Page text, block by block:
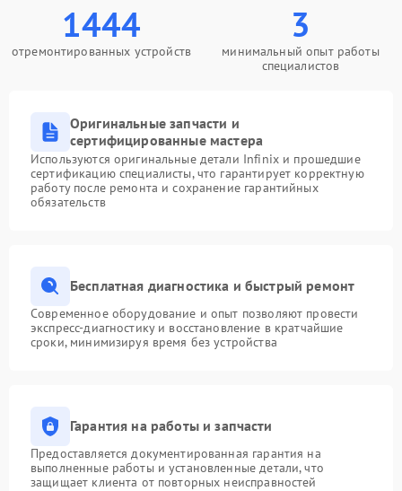
1444
отремонтированных устройств
3
минимальный опыт работы
специалистов
Оригинальные запчасти и
сертифицированные мастера
Используются оригинальные детали Infinix и прошедшие
сертификацию специалисты, что гарантирует корректную
работу после ремонта и сохранение гарантийных
обязательств
Бесплатная диагностика и быстрый ремонт
Современное оборудование и опыт позволяют провести
экспресс-диагностику и восстановление в кратчайшие
сроки, минимизируя время без устройства
Гарантия на работы и запчасти
Предоставляется документированная гарантия на
выполненные работы и установленные детали, что
защищает клиента от повторных неисправностей